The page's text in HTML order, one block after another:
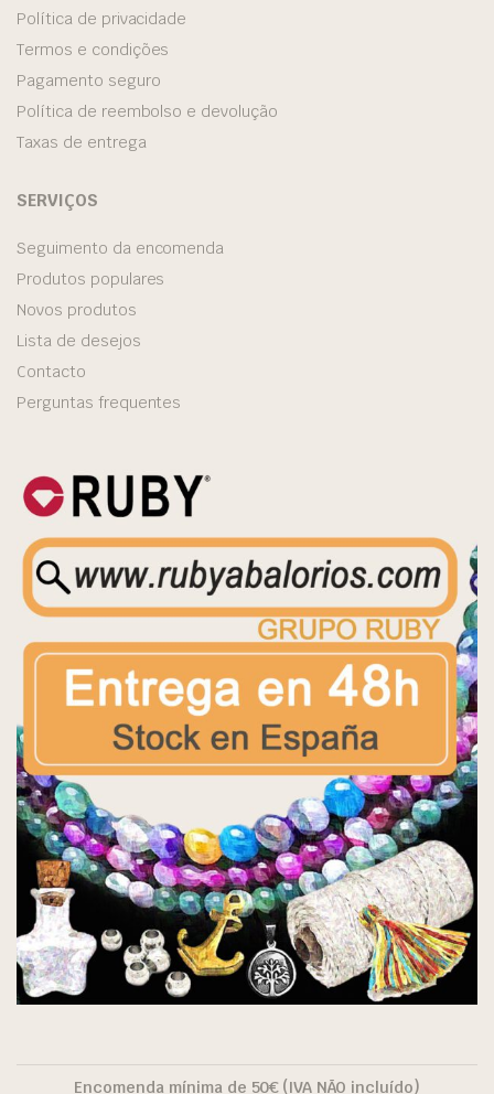
Política de privacidade
Termos e condições
Pagamento seguro
Política de reembolso e devolução
Taxas de entrega
SERVIÇOS
Seguimento da encomenda
Produtos populares
Novos produtos
Lista de desejos
Contacto
Perguntas frequentes
Encomenda mínima de 50€ (IVA NÃO incluído)